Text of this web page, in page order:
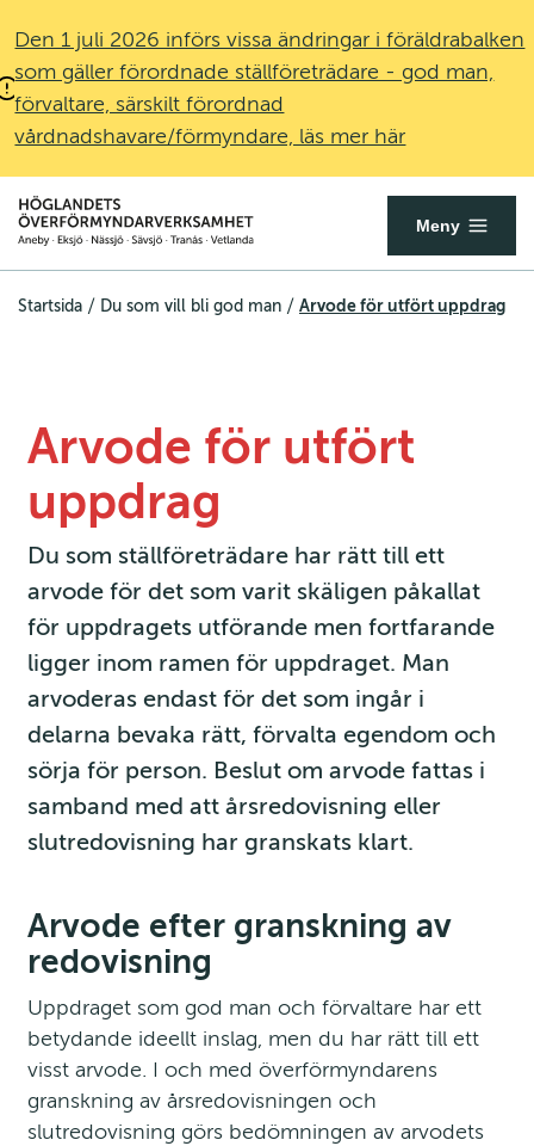
Den 1 juli 2026 införs vissa ändringar i föräldrabalken
som gäller förordnade ställföreträdare - god man,
förvaltare, särskilt förordnad
vårdnadshavare/förmyndare, läs mer här
Överförmyndare.se
mobilmenyn
Meny
Startsida / Du som vill bli god man / Arvode för utfört uppdrag
Arvode för utfört
uppdrag
Du som ställföreträdare har rätt till ett
arvode för det som varit skäligen påkallat
för uppdragets utförande men fortfarande
ligger inom ramen för uppdraget. Man
arvoderas endast för det som ingår i
delarna bevaka rätt, förvalta egendom och
sörja för person. Beslut om arvode fattas i
samband med att årsredovisning eller
slutredovisning har granskats klart.
Arvode efter granskning av
redovisning
Uppdraget som god man och förvaltare har ett
betydande ideellt inslag, men du har rätt till ett
visst arvode. I och med överförmyndarens
granskning av årsredovisningen och
slutredovisning görs bedömningen av arvodets